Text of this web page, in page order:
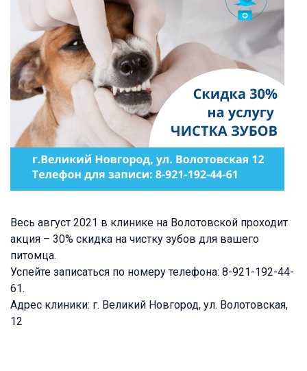
Весь август 2021 в клинике на Волотовской проходит
акция – 30% скидка на чистку зубов для вашего
питомца.
Успейте записаться по номеру телефона: 8-921-192-44-
61.
Адрес клиники: г. Великий Новгород, ул. Волотовская,
12